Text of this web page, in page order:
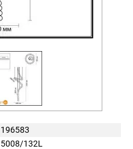
196583
5008/132L